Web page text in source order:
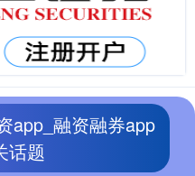
app_融资融券app
话题